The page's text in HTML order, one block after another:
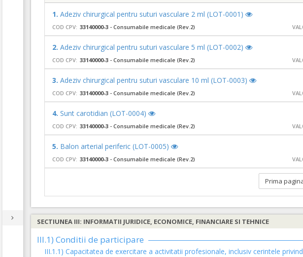
1. Adeziv chirurgical pentru suturi vasculare 2 ml (LOT-0001)
COD CPV: 33140000-3 - Consumabile medicale (Rev.2)
2. Adeziv chirurgical pentru suturi vasculare 5 ml (LOT-0002)
COD CPV: 33140000-3 - Consumabile medicale (Rev.2)
3. Adeziv chirurgical pentru suturi vasculare 10 ml (LOT-0003)
COD CPV: 33140000-3 - Consumabile medicale (Rev.2)
4. Sunt carotidian (LOT-0004)
COD CPV: 33140000-3 - Consumabile medicale (Rev.2)
5. Balon arterial periferic (LOT-0005)
COD CPV: 33140000-3 - Consumabile medicale (Rev.2)
Prima
SECTIUNEA III: INFORMATII JURIDICE, ECONOMICE, FINANCIARE SI TEHNICE
III.1) Conditii de participare
III.1.1) Capacitatea de exercitare a activitatii profesionale, inclusiv cerintele